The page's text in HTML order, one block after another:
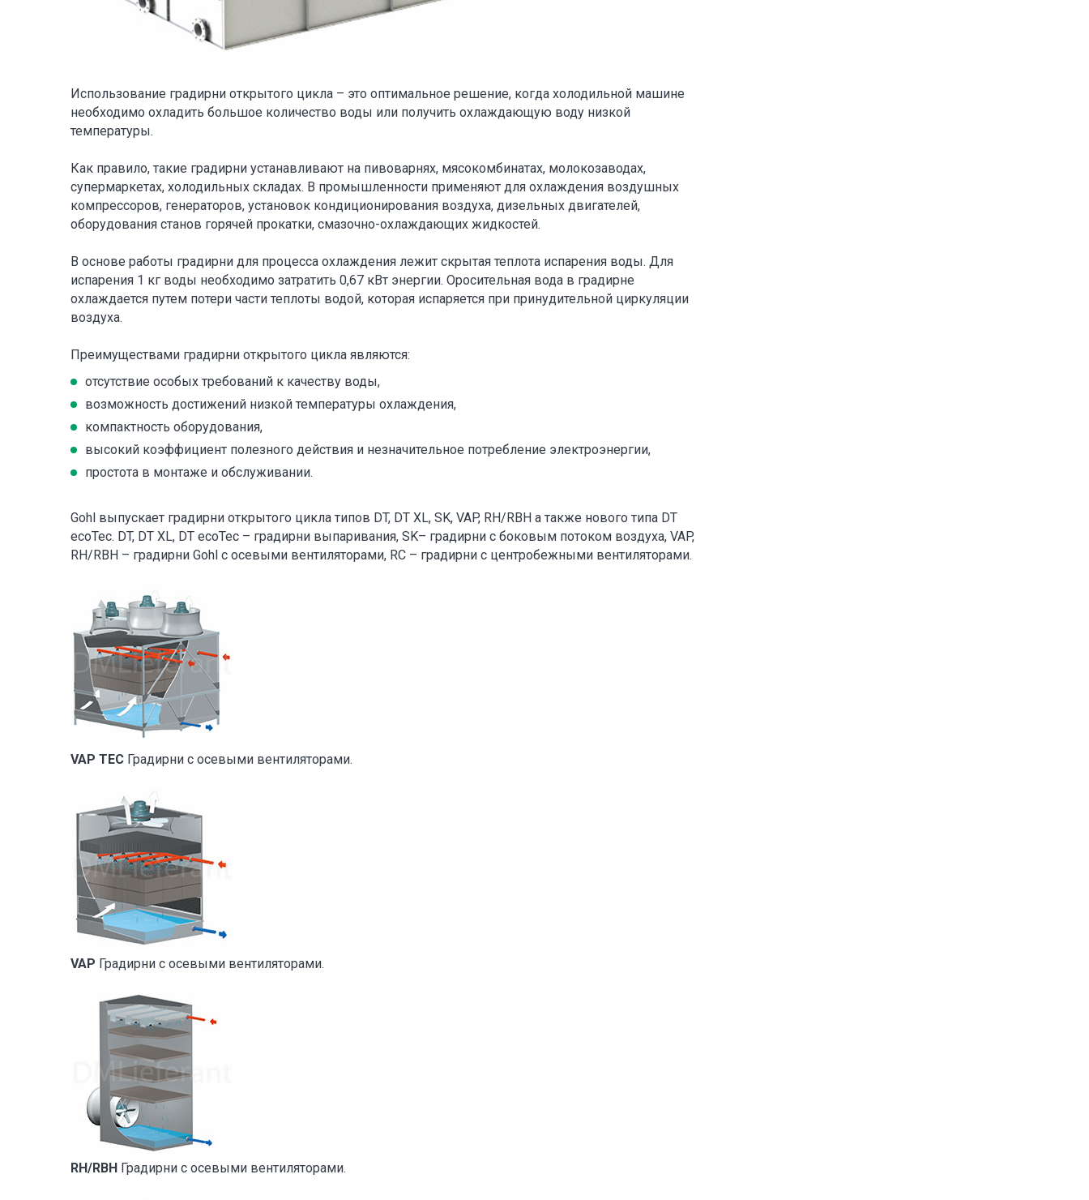
Использование градирни открытого цикла – это оптимальное решение, когда холодильной машине
необходимо охладить большое количество воды или получить охлаждающую воду низкой
температуры.
Как правило, такие градирни устанавливают на пивоварнях, мясокомбинатах, молокозаводах,
супермаркетах, холодильных складах. В промышленности применяют для охлаждения воздушных
компрессоров, генераторов, установок кондиционирования воздуха, дизельных двигателей,
оборудования станов горячей прокатки, смазочно-охлаждающих жидкостей.
В основе работы градирни для процесса охлаждения лежит скрытая теплота испарения воды. Для
испарения 1 кг воды необходимо затратить 0,67 кВт энергии. Оросительная вода в градирне
охлаждается путем потери части теплоты водой, которая испаряется при принудительной циркуляции
воздуха.
Преимуществами градирни открытого цикла являются:
отсутствие особых требований к качеству воды,
возможность достижений низкой температуры охлаждения,
компактность оборудования,
высокий коэффициент полезного действия и незначительное потребление электроэнергии,
простота в монтаже и обслуживании.
Gohl выпускает градирни открытого цикла типов DT, DT XL, SK, VAP, RH/RBH а также нового типа DT
ecoTec. DT, DT XL, DT ecoTec – градирни выпаривания, SK– градирни с боковым потоком воздуха, VAP,
RH/RBH – градирни Gohl с осевыми вентиляторами, RC – градирни с центробежными вентиляторами.
VAP TEC Градирни с осевыми вентиляторами.
VAP Градирни с осевыми вентиляторами.
RH/RBH Градирни с осевыми вентиляторами.